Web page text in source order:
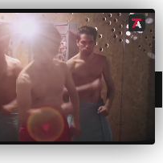
DEPORTES